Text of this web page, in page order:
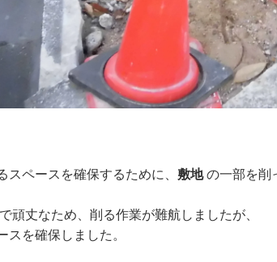
スペースを確保するために、 敷地の一部を削
頑丈なため、削る作業が難航しましたが、
スを確保しました。